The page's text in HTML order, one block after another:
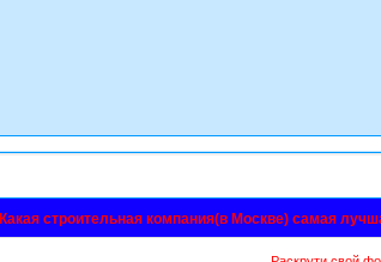
Какая строительная компания(в Москве) самая